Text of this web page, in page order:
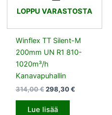
LOPPU VARASTOSTA
Winflex TT Silent-M
200mm UN R1 810-
1020m³/h
Kanavapuhallin
314,00€ 298,30€
Lue lisää